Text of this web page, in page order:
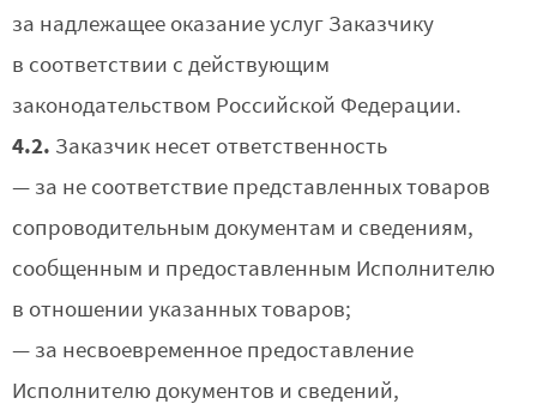
за надлежащее оказание услуг Заказчику
в соответствии с действующим
законодательством Российской Федерации.
4.2. Заказчик несет ответственность
— за не соответствие представленных товаров
сопроводительным документам и сведениям,
сообщенным и предоставленным Исполнителю
в отношении указанных товаров;
— за несвоевременное предоставление
Исполнителю документов и сведений,